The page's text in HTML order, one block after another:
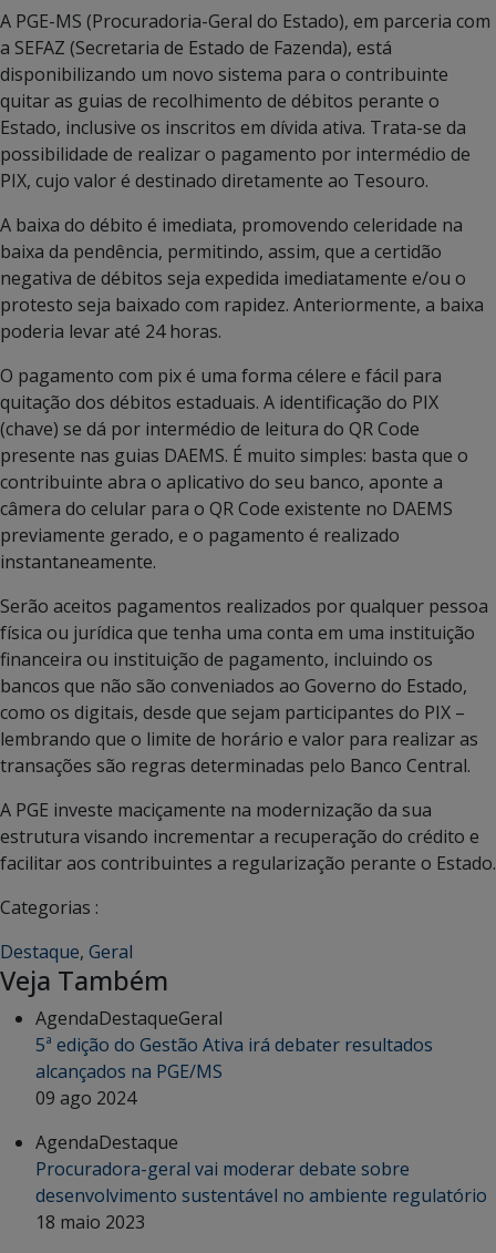
A PGE-MS (Procuradoria-Geral do Estado), em parceria com
a SEFAZ (Secretaria de Estado de Fazenda), está
disponibilizando um novo sistema para o contribuinte
quitar as guias de recolhimento de débitos perante o
Estado, inclusive os inscritos em dívida ativa. Trata-se da
possibilidade de realizar o pagamento por intermédio de
PIX, cujo valor é destinado diretamente ao Tesouro.
A baixa do débito é imediata, promovendo celeridade na
baixa da pendência, permitindo, assim, que a certidão
negativa de débitos seja expedida imediatamente e/ou o
protesto seja baixado com rapidez. Anteriormente, a baixa
poderia levar até 24 horas.
O pagamento com pix é uma forma célere e fácil para
quitação dos débitos estaduais. A identificação do PIX
(chave) se dá por intermédio de leitura do QR Code
presente nas guias DAEMS. É muito simples: basta que o
contribuinte abra o aplicativo do seu banco, aponte a
câmera do celular para o QR Code existente no DAEMS
previamente gerado, e o pagamento é realizado
instantaneamente.
Serão aceitos pagamentos realizados por qualquer pessoa
física ou jurídica que tenha uma conta em uma instituição
financeira ou instituição de pagamento, incluindo os
bancos que não são conveniados ao Governo do Estado,
como os digitais, desde que sejam participantes do PIX –
lembrando que o limite de horário e valor para realizar as
transações são regras determinadas pelo Banco Central.
A PGE investe maciçamente na modernização da sua
estrutura visando incrementar a recuperação do crédito e
facilitar aos contribuintes a regularização perante o Estado.
Categorias :
Destaque, Geral
Veja Também
AgendaDestaqueGeral
5ª edição do Gestão Ativa irá debater resultados
alcançados na PGE/MS
09 ago 2024
AgendaDestaque
Procuradora-geral vai moderar debate sobre
desenvolvimento sustentável no ambiente regulatório
18 maio 2023